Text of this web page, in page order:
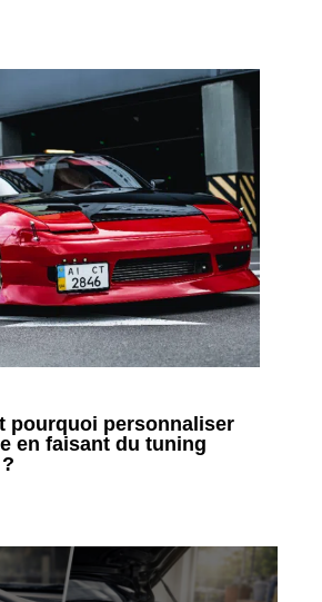
pourquoi personnaliser
en faisant du tuning